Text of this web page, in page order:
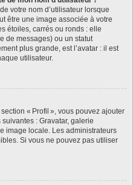
votre nom d’utilisateur lorsque
être une image associée à votre
étoiles, carrés ou ronds : elle
de messages) ou un statut
plus grande, est l’avatar : il est
utilisateur.
« Profil », vous pouvez ajouter
: Gravatar, galerie
image locale. Les administrateurs
Si vous ne pouvez pas utiliser